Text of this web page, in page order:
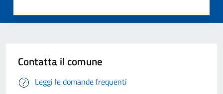
Contatta il comune
Leggi le domande frequenti